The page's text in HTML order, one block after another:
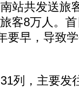
站共发送旅
客8万人。
要早，导致
，主要发